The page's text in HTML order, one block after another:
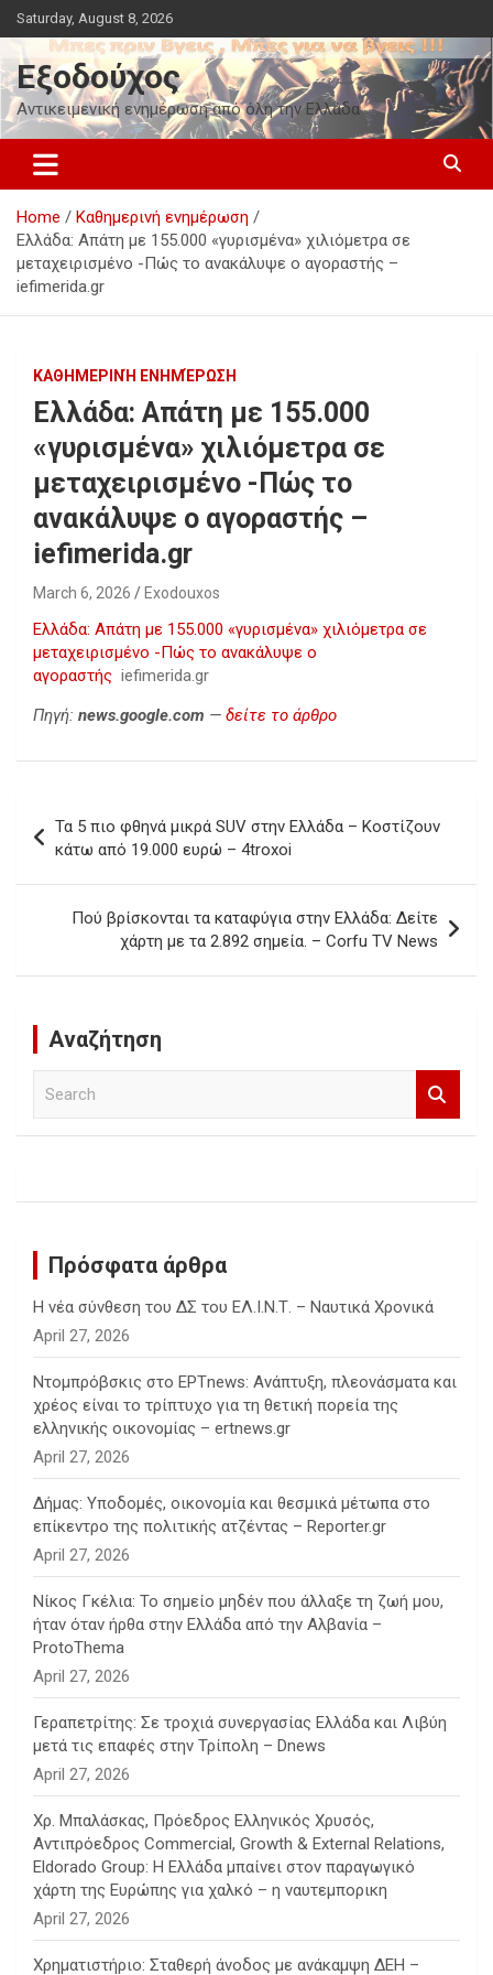
Skip
to
content
Saturday, August 8, 2026
Εξοδούχος
Αντικειμενική ενημέρωση από όλη την Ελλάδα
Home
Καθημερινή ενημέρωση
Ελλάδα: Απάτη με 155.000 «γυρισμένα» χιλιόμετρα σε
μεταχειρισμένο -Πώς το ανακάλυψε ο αγοραστής –
iefimerida.gr
ΚΑΘΗΜΕΡΙΝΉ ΕΝΗΜΈΡΩΣΗ
Ελλάδα: Απάτη με 155.000
«γυρισμένα» χιλιόμετρα σε
μεταχειρισμένο -Πώς το
ανακάλυψε ο αγοραστής –
iefimerida.gr
March 6, 2026 Exodouxos
Ελλάδα: Απάτη με 155.000 «γυρισμένα» χιλιόμετρα σε
μεταχειρισμένο -Πώς το ανακάλυψε ο
αγοραστής iefimerida.gr
Πηγή: news.google.com — δείτε το άρθρο
navigation
Τα 5 πιο φθηνά μικρά SUV στην Ελλάδα – Κοστίζουν
κάτω από 19.000 ευρώ – 4troxoi
Πού βρίσκονται τα καταφύγια στην Ελλάδα: Δείτε
χάρτη με τα 2.892 σημεία. – Corfu TV News
Αναζήτηση
h
Πρόσφατα άρθρα
Η νέα σύνθεση του ΔΣ του ΕΛ.Ι.Ν.Τ. – Ναυτικά Χρονικά
April 27, 2026
Ντομπρόβσκις στο ΕΡΤnews: Ανάπτυξη, πλεονάσματα και
χρέος είναι το τρίπτυχο για τη θετική πορεία της
ελληνικής οικονομίας – ertnews.gr
April 27, 2026
Δήμας: Υποδομές, οικονομία και θεσμικά μέτωπα στο
επίκεντρο της πολιτικής ατζέντας – Reporter.gr
April 27, 2026
Νίκος Γκέλια: Το σημείο μηδέν που άλλαξε τη ζωή μου,
ήταν όταν ήρθα στην Ελλάδα από την Αλβανία –
ProtoThema
April 27, 2026
Γεραπετρίτης: Σε τροχιά συνεργασίας Ελλάδα και Λιβύη
μετά τις επαφές στην Τρίπολη – Dnews
April 27, 2026
Χρ. Μπαλάσκας, Πρόεδρος Ελληνικός Χρυσός,
Αντιπρόεδρος Commercial, Growth & External Relations,
Eldorado Group: Η Ελλάδα μπαίνει στον παραγωγικό
χάρτη της Ευρώπης για χαλκό – η ναυτεμπορικη
April 27, 2026
Χρηματιστήριο: Σταθερή άνοδος με ανάκαμψη ΔΕΗ –